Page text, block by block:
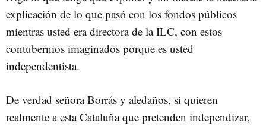
explicación de lo que pasó con los fondos públicos
mientras usted era directora de la ILC, con estos
contubernios imaginados porque es usted
independentista.
De verdad señora Borrás y aledaños, si quieren
realmente a esta Cataluña que pretenden independizar,